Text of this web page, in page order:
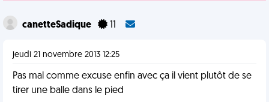
canetteSadique
jeudi 21 novembre 2013 12:25
Pas mal comme excuse enfin avec ça il vient plutôt de se
tirer une balle dans le pied